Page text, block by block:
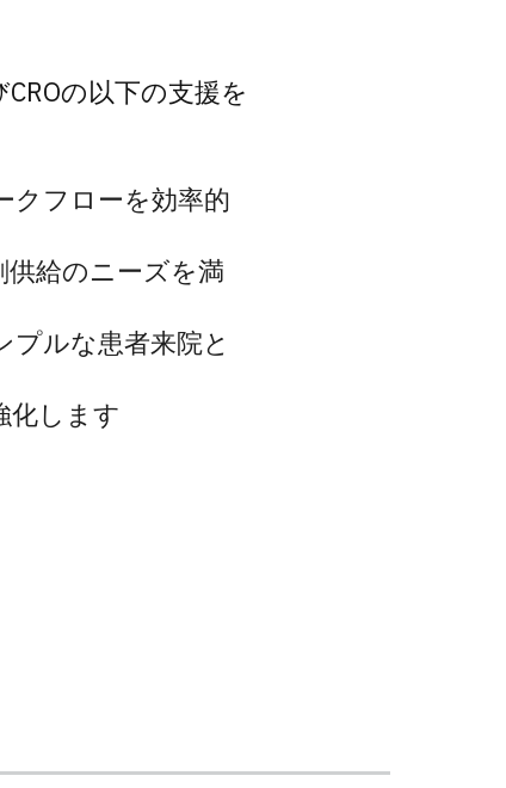
の以下の支援を
クフローを効率的
給のニーズを満
ルな患者来院と
化します